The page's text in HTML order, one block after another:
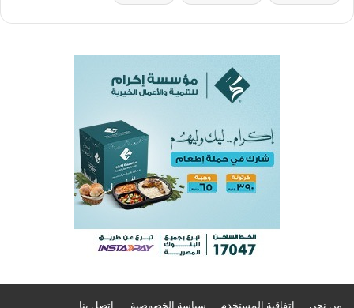
من نحن اتفاقية المستخدم سياسة الخصوصية اتصل بنا